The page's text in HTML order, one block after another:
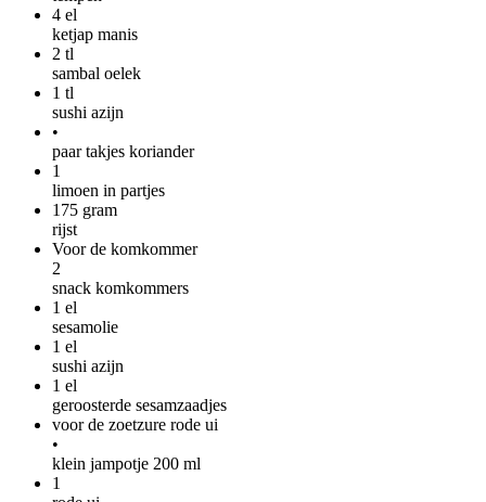
4 el
ketjap manis
2 tl
sambal oelek
1 tl
sushi azijn
•
paar takjes koriander
1
limoen in partjes
175 gram
rijst
Voor de komkommer
2
snack komkommers
1 el
sesamolie
1 el
sushi azijn
1 el
geroosterde sesamzaadjes
voor de zoetzure rode ui
•
klein jampotje 200 ml
1